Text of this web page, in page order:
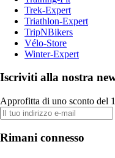
Trek-Expert
Triathlon-Expert
TripNBikers
Vélo-Store
Winter-Expert
Iscriviti alla nostra
Approfitta di uno sconto del
Rimani connesso